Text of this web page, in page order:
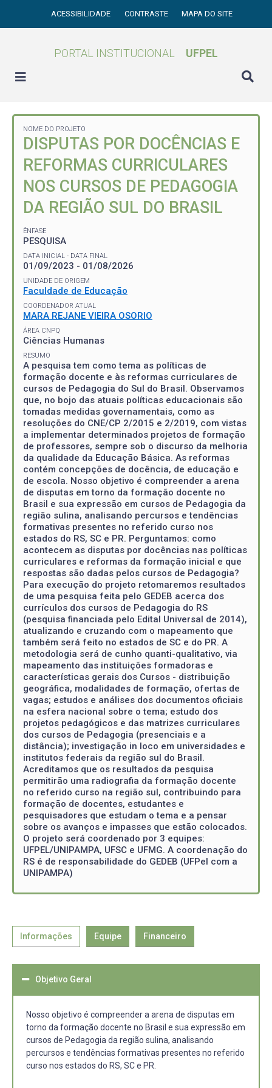
ACESSIBILIDADE CONTRASTE MAPA DO SITE
PORTAL INSTITUCIONAL UFPEL
NOME DO PROJETO
DISPUTAS POR DOCÊNCIAS E
REFORMAS CURRICULARES
NOS CURSOS DE PEDAGOGIA
DA REGIÃO SUL DO BRASIL
ÊNFASE
PESQUISA
DATA INICIAL - DATA FINAL
01/09/2023 - 01/08/2026
UNIDADE DE ORIGEM
Faculdade de Educação
COORDENADOR ATUAL
MARA REJANE VIEIRA OSORIO
ÁREA CNPQ
Ciências Humanas
RESUMO
A pesquisa tem como tema as políticas de
formação docente e às reformas curriculares de
cursos de Pedagogia do Sul do Brasil. Observamos
que, no bojo das atuais políticas educacionais são
tomadas medidas governamentais, como as
resoluções do CNE/CP 2/2015 e 2/2019, com vistas
a implementar determinados projetos de formação
de professores, sempre sob o discurso da melhoria
da qualidade da Educação Básica. As reformas
contém concepções de docência, de educação e
de escola. Nosso objetivo é compreender a arena
de disputas em torno da formação docente no
Brasil e sua expressão em cursos de Pedagogia da
região sulina, analisando percursos e tendências
formativas presentes no referido curso nos
estados do RS, SC e PR. Perguntamos: como
acontecem as disputas por docências nas políticas
curriculares e reformas da formação inicial e que
respostas são dadas pelos cursos de Pedagogia?
Para execução do projeto retomaremos resultados
de uma pesquisa feita pelo GEDEB acerca dos
currículos dos cursos de Pedagogia do RS
(pesquisa financiada pelo Edital Universal de 2014),
atualizando e cruzando com o mapeamento que
também será feito no estados de SC e do PR. A
metodologia será de cunho quanti-qualitativo, via
mapeamento das instituições formadoras e
características gerais dos Cursos - distribuição
geográfica, modalidades de formação, ofertas de
vagas; estudos e análises dos documentos oficiais
na esfera nacional sobre o tema; estudo dos
projetos pedagógicos e das matrizes curriculares
dos cursos de Pedagogia (presenciais e a
distância); investigação in loco em universidades e
institutos federais da região sul do Brasil.
Acreditamos que os resultados da pesquisa
permitirão uma radiografia da formação docente
no referido curso na região sul, contribuindo para
formação de docentes, estudantes e
pesquisadores que estudam o tema e a pensar
sobre os avanços e impasses que estão colocados.
O projeto será coordenado por 3 equipes:
UFPEL/UNIPAMPA, UFSC e UFMG. A coordenação do
RS é de responsabilidade do GEDEB (UFPel com a
UNIPAMPA)
Informações Equipe Financeiro
Objetivo Geral
Nosso objetivo é compreender a arena de disputas em
torno da formação docente no Brasil e sua expressão em
cursos de Pedagogia da região sulina, analisando
percursos e tendências formativas presentes no referido
curso nos estados do RS, SC e PR.